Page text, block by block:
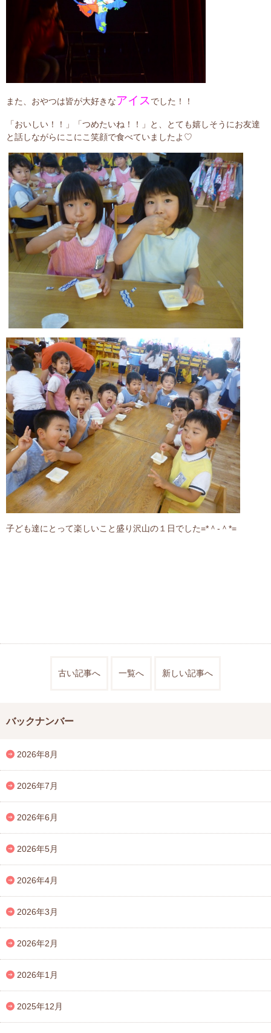
また、おやつは皆が大好きなアイス でした！！
「おいしい！！」「つめたいね！！」と、とても嬉しそうにお友達
と話しながらにこにこ笑顔で食べていましたよ♡
子ども達にとって楽しいこと盛り沢山の１日でした=*＾-＾*=
古い記事へ 一覧へ 新しい記事へ
バックナンバー
2026年8月
2026年7月
2026年6月
2026年5月
2026年4月
2026年3月
2026年2月
2026年1月
2025年12月